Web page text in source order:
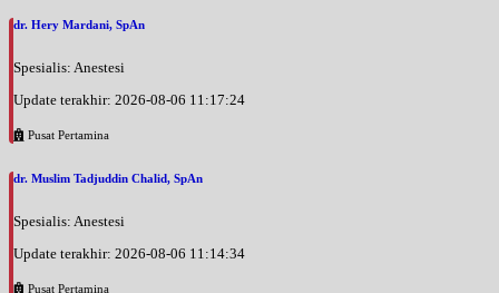
dr. Hery Mardani, SpAn
Spesialis: Anestesi
Update terakhir: 2026-08-06 11:17:24
Pusat Pertamina
dr. Muslim Tadjuddin Chalid, SpAn
Spesialis: Anestesi
Update terakhir: 2026-08-06 11:14:34
Pusat Pertamina